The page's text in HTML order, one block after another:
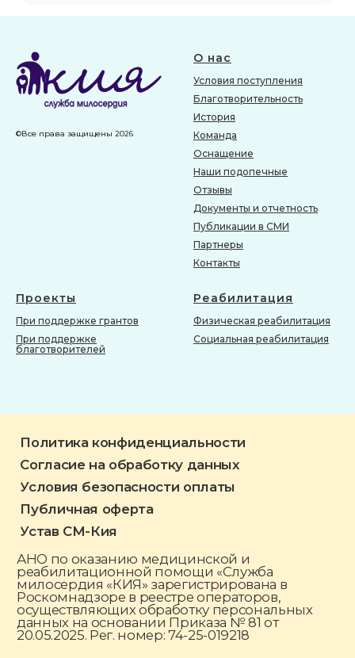
©Все права защищены 2026
О нас
Условия поступления
Благотворительность
История
Команда
Оснащение
Наши подопечные
Отзывы
Документы и отчетность
Публикации в СМИ
Партнеры
Контакты
Проекты
При поддержке грантов
При поддержке
благотворителей
Реабилитация
Физическая реабилитация
Социальная реабилитация